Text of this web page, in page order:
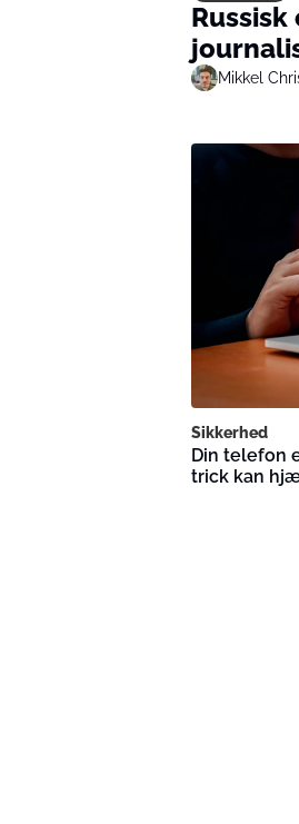
Mikkel
Sikkerhed
Din telefon
trick kan